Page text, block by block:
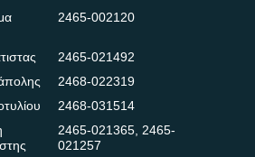
2465-002120
2465-021492
2468-022319
2468-031514
2465-021365, 2465-
021257